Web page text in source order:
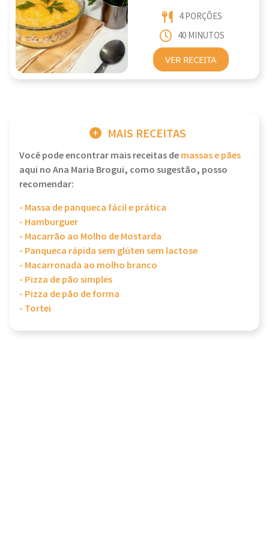
4 PORÇÕES
40 MINUTOS
VER RECEITA
MAIS RECEITAS
Você pode encontrar mais receitas demassas e pães
aqui no Ana Maria Brogui, como sugestão, posso
recomendar:
- Massa de panqueca fácil e prática
- Hamburguer
- Macarrão ao Molho de Mostarda
- Panqueca rápida sem glúten sem lactose
- Macarronada ao molho branco
- Pizza de pão simples
- Pizza de pão de forma
- Tortei